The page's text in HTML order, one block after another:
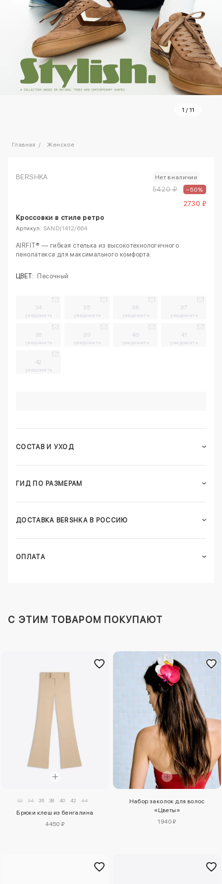
1 / 11
Главная Женское
BERSHKA Нет в наличии
5420 ₽ –50%
2730 ₽
Кроссовки в стиле ретро
Артикул: SAND|1412/664
AIRFIT® — гибкая стелька из высокотехнологичного
пенолатекса для максимального комфорта.
ЦВЕТ: Песочный
34
уведомить
35
уведомить
36
уведомить
37
уведомить
38
уведомить
39
уведомить
40
уведомить
41
уведомить
42
уведомить
СОСТАВ И УХОД
ГИД ПО РАЗМЕРАМ
ДОСТАВКА BERSHKA В РОССИЮ
ОПЛАТА
C ЭТИМ ТОВАРОМ ПОКУПАЮТ
32 34 36 38 40 42 44
Брюки клеш из бенгалина
4450 ₽
Набор заколок для волос
«Цветы»
1940 ₽